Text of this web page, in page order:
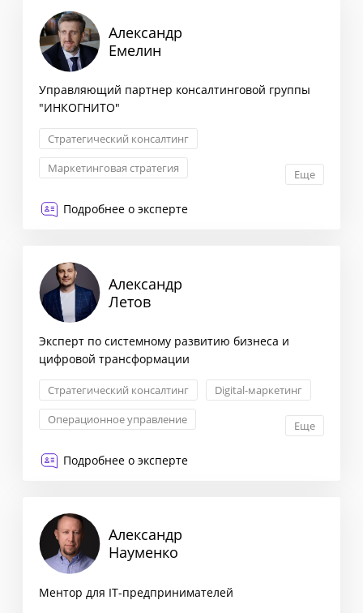
Александр
Емелин
Управляющий партнер консалтинговой группы
"ИНКОГНИТО"
Стратегический консалтинг
Маркетинговая стратегия
Еще
Подробнее о эксперте
Александр
Летов
Эксперт по системному развитию бизнеса и
цифровой трансформации
Стратегический консалтинг
Digital-маркетинг
Операционное управление
Еще
Подробнее о эксперте
Александр
Науменко
Ментор для IT-предпринимателей